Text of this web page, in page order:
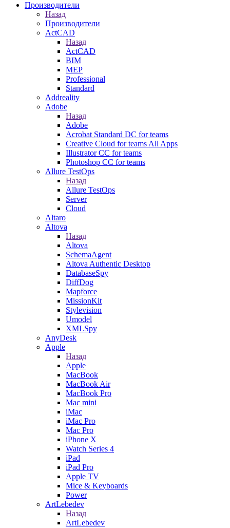
Производители
Назад
Производители
ActCAD
Назад
ActCAD
BIM
MEP
Professional
Standard
Addreality
Adobe
Назад
Adobe
Acrobat Standard DC for teams
Creative Cloud for teams All Apps
Illustrator CC for teams
Photoshop CC for teams
Allure TestOps
Назад
Allure TestOps
Server
Cloud
Altaro
Altova
Назад
Altova
SchemaAgent
Altova Authentic Desktop
DatabaseSpy
DiffDog
Mapforce
MissionKit
Stylevision
Umodel
XMLSpy
AnyDesk
Apple
Назад
Apple
MacBook
MacBook Air
MacBook Pro
Mac mini
iMac
iMac Pro
Mac Pro
iPhone X
Watch Series 4
iPad
iPad Pro
Apple TV
Mice & Keyboards
Power
ArtLebedev
Назад
ArtLebedev